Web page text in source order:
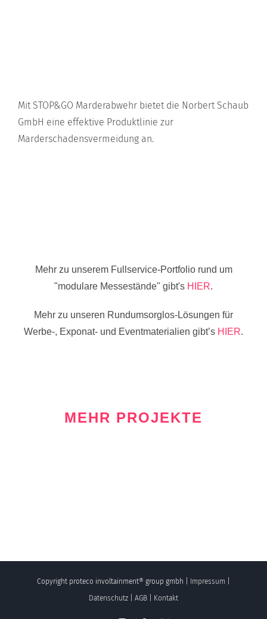
Mit STOP&GO Marderabwehr bietet die Norbert Schaub
GmbH eine effektive Produktlinie zur
Marderschadensvermeidung an.
Mehr zu unserem Fullservice-Portfolio rund um
"modulare Messestände" gibt's HIER.
Mehr zu unseren Rundumsorglos-Lösungen für
Werbe-, Exponat- und Eventmaterialien gibt’s HIER.
MEHR PROJEKTE
Copyright proteco involtainment® group gmbh | Impressum
Datenschutz
AGB Kontakt